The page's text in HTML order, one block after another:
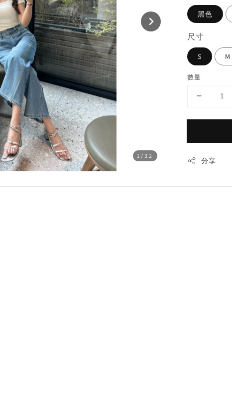
1 /32
黑色
尺寸
S M
數量
分享